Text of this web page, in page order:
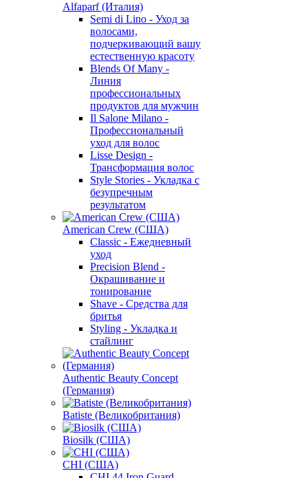
Alfaparf (Италия)
Semi di Lino - Уход за
волосами,
подчеркивающий вашу
естественную красоту
Blends Of Many -
Линия
профессиональных
продуктов для мужчин
Il Salone Milano -
Профессиональный
уход для волос
Lisse Design -
Трансформация волос
Style Stories - Укладка с
безупречным
результатом
American Crew (США)
Classic - Ежедневный
уход
Precision Blend -
Окрашивание и
тонирование
Shave - Средства для
бритья
Styling - Укладка и
стайлинг
Authentic Beauty Concept
(Германия)
Batiste (Великобритания)
Biosilk (США)
CHI (США)